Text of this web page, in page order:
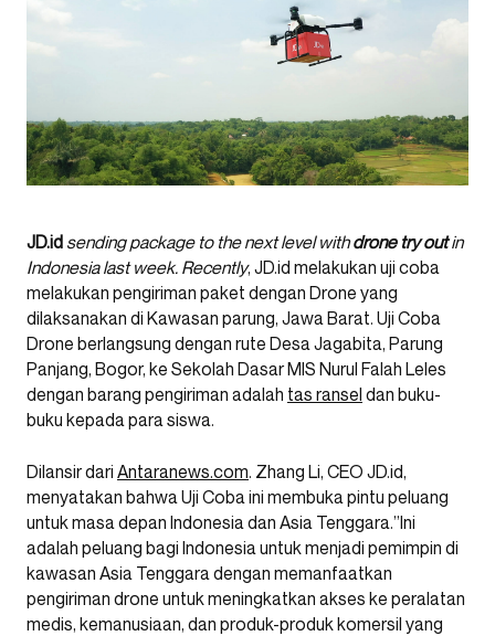
JD.id sending package to the next level withdrone try outin
Indonesia last week. Recently, JD.id melakukan uji coba
melakukan pengiriman paket dengan Drone yang
dilaksanakan di Kawasan parung, Jawa Barat. Uji Coba
Drone berlangsung dengan rute Desa Jagabita, Parung
Panjang, Bogor, ke Sekolah Dasar MIS Nurul Falah Leles
dengan barang pengiriman adalah tas ransel dan buku-
buku kepada para siswa.
Dilansir dari Antaranews.com. Zhang Li, CEO JD.id,
menyatakan bahwa Uji Coba ini membuka pintu peluang
untuk masa depan Indonesia dan Asia Tenggara.”Ini
adalah peluang bagi Indonesia untuk menjadi pemimpin di
kawasan Asia Tenggara dengan memanfaatkan
pengiriman drone untuk meningkatkan akses ke peralatan
medis, kemanusiaan, dan produk-produk komersil yang